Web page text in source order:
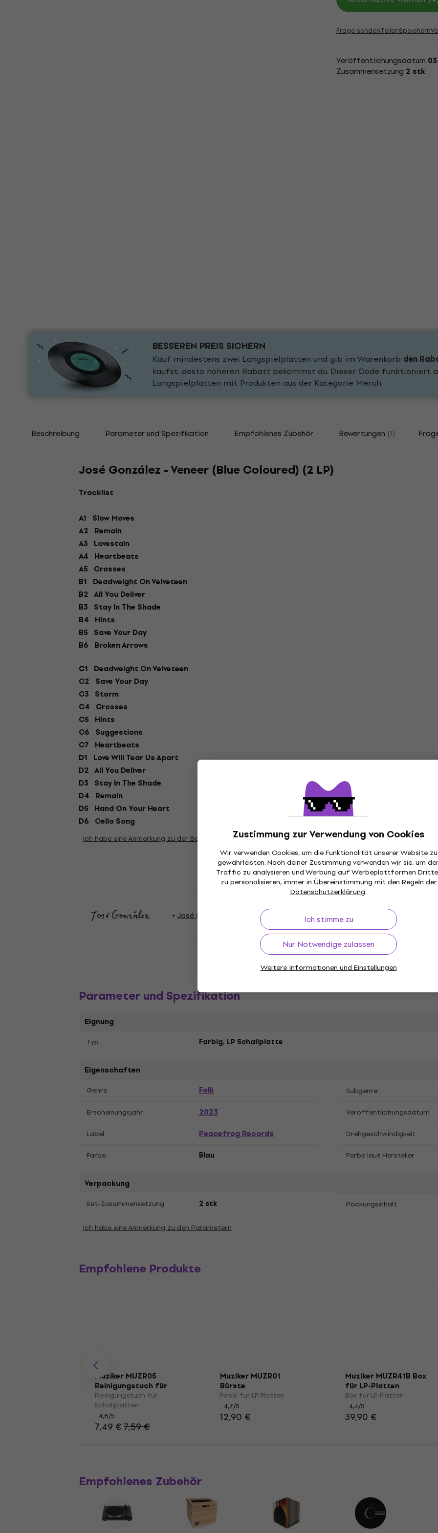
Zustimmung zur Verwendung von Cookies
Wir verwenden Cookies, um die Funktionalität unserer Website zu
gewährleisten. Nach deiner Zustimmung verwenden wir sie, um
Traffic zu analysieren und Werbung auf Werbeplattformen
zu personalisieren, immer in Übereinstimmung mit den Regeln der
Datenschutzerklärung.
Ich stimme zu
Nur Notwendige zulassen
Weitere Informationen und Einstellungen
Frage sendenTeilenSpeichern
Veröffentlichungsdatum
Zusammensetzung 2 stk
BESSEREN PREIS SICHERN
Kauf mindestens zwei Langspielplatten und gib im Warenkorb den
kaufst, desto höheren Rabatt bekommst du. Dieser Code funktioniert
Langspielplatten mit Produkten aus der Kategorie Merch.
Beschreibung Parameter und Spezifikation Empfohlenes Zubehör Bewertungen (1)
José González - Veneer (Blue Coloured) (2 LP)
Tracklist
A1 Slow Moves
A2 Remain
A3 Lovestain
A4 Heartbeats
A5 Crosses
B1 Deadweight On Velveteen
B2 All You Deliver
B3 Stay In The Shade
B4 Hints
B5 Save Your Day
B6 Broken Arrows
C1 Deadweight On Velveteen
C2 Save Your Day
C3 Storm
C4 Crosses
C5 Hints
C6 Suggestions
C7 Heartbeats
D1 Love Will Tear Us Apart
D2 All You Deliver
D3 Stay In The Shade
D4 Remain
D5 Hand On Your Heart
D6 Cello Song
Ich habe eine Anmerkung zu der Beschreibung
José González Vinyl Schallplatten
Parameter und Spezifikation
Eignung
Typ Farbig, LP Schallplatte
Eigenschaften
Genre Folk
Subgenre
Erscheinungsjahr
2023
Veröffentlichungsdatum
Label
Peacefrog Records
Drehgeschwindigkeit
Farbe
Blau Farbe laut Hersteller
Verpackung
Set-Zusammensetzung 2 stk Packungsinhalt
Ich habe eine Anmerkung zu den Parametern
Empfohlene Produkte
Muziker MUZR05
Reinigungstuch für
Schallplatten
Reinigungstuch für
Schallplatten
4,8/5
7,49 €7,59 €
Muziker MUZR01
Bürste
Pinsel für LP-Platten
4,7/5
12,90 €
Muziker MUZR41B Box
für LP-Platten
Box für LP-Platten
4,4/5
39,90 €
Empfohlenes Zubehör